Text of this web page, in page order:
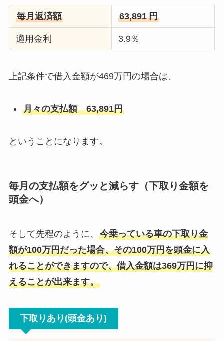
毎月返済額 63,891 円
適用金利 3.9％
上記条件で借入金額が469万円の場合は、
月々の支払額 63,891円
ということになります。
毎月の支払額をグッと減らす（下取り金額を
頭金へ）
そして先程のように、 今乗っている車の下取り金
額が100万円だった場合、その100万円を頭金に入
れることができますので、借入金額は369万円に抑
えることが出来ます。
下取りあり(頭金あり)